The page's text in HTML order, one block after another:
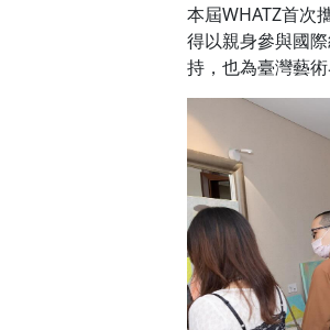
本屆WHATZ首次
得以親身參與國
持，也為臺灣藝